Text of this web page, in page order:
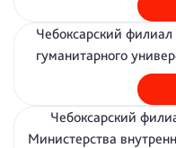
Чебоксарский филиал
гуманитарного
Чебоксарский
Министерства